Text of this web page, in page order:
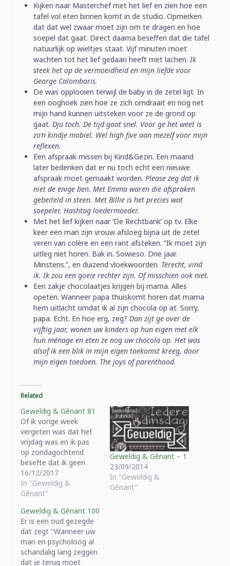
Kijken naar Masterchef met het lief en zien hoe een
tafel vol eten binnen komt in de studio. Opmerken
dat dat wel zwaar moet zijn om te dragen en hoe
soepel dat gaat. Direct daarna beseffen dat die tafel
natuurlijk op wieltjes staat. Vijf minuten moet
wachten tot het lief gedaan heeft met lachen.Ik
steek het op de vermoeidheid en mijn liefde voor
George Calombaris.
De was opplooien terwijl de baby in de zetel ligt. In
een ooghoek zien hoe ze zich omdraait en nog net
mijn hand kunnen uitsteken voor ze de grond op
gaat. Dju toch. De tijd gaat snel. Voor ge het weet is
zo’n kindje mobiel. Wel high five aan mezelf voor mijn
reflexen.
Een afspraak missen bij Kind&Gezin. Een maand
later bedenken dat er nu toch echt een nieuwe
afspraak moet gemaakt worden. Please zeg dat ik
niet de enige ben. Met Emma waren die afspraken
gebeiteld in steen. Met Billie is het precies wat
soepeler. Hashtag loedermoeder.
Met het lief kijken naar ‘De Rechtbank’ op tv. Elke
keer een man zijn vrouw afsloeg bijna uit de zetel
veren van colère en een rant afsteken. “Ik moet zijn
uitleg niet horen. Bak in. Sowieso. Drie jaar.
Minstens.”, en duizend vloekwoorden. Terecht, vind
ik. Ik zou een goeie rechter zijn. Of misschien ook niet.
Een zakje chocolaatjes krijgen bij mama. Alles
opeten. Wanneer papa thuiskomt horen dat mama
hem uitlacht omdat ik al zijn chocola op at. Sorry,
papa. Echt. En hoe erg, zeg? Dan zijt ge over de
vijftig jaar, wonen uw kinders op hun eigen met elk
hun ménage en eten ze nog uw chocola op. Het was
alsof ik een blik in mijn eigen toekomst kreeg, door
mijn eigen toedoen. The joys of parenthood.
Related
Geweldig & Gênant 81
Of ik vorige week
vergeten was dat het
vrijdag was en ik pas
op zondagochtend
besefte dat ik geen
'Geweldig & Gênant'
online had gezet?
Misschien. Ge kunt
December is sowieso
al ontzettend druk en
het feit dat elk lid van
dit gezin nog eens
verjaart in december…
16/12/2017
In "Geweldig &
Gênant"
Geweldig & Gênant – 1
23/09/2014
In "Geweldig &
Gênant"
Geweldig & Gênant 100
Er is een oud gezegde
dat zegt "Wanneer uw
man en psycholoog al
schandalig lang zeggen
dat je terug moet